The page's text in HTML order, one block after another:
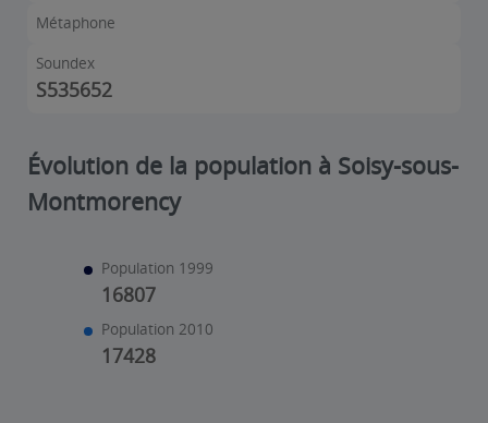
Métaphone
Soundex
S535652
Évolution de la population à Soisy-sous-
Montmorency
Population 1999
16807
Population 2010
17428